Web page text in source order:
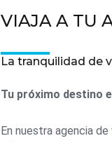
VIAJA A TU
La tranquilidad de
Tu próximo destino
En nuestra agencia